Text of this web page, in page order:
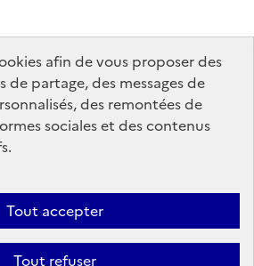
afin de vous proposer des
de partage, des messages de
des remontées de
sociales et des contenus
Tout accepter
Tout refuser
data.gouv.fr